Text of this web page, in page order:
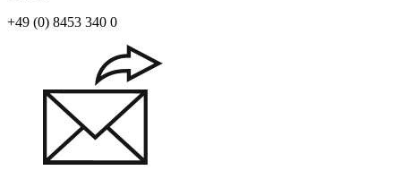
+49 (0) 8453 340 0